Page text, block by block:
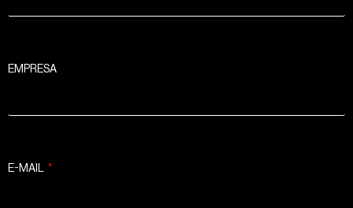
EMPRESA
E-MAIL